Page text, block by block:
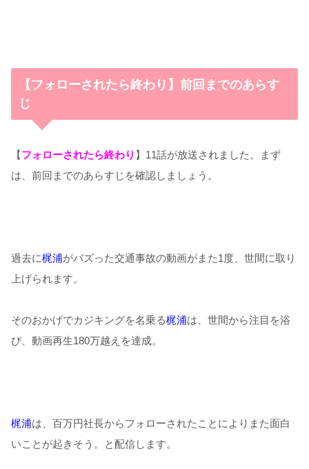
【フォローされたら終わり】前回までのあらす
じ
【フォローされたら終わり 】11話が放送されました。まず
は、前回までのあらすじを確認しましょう。
過去に梶浦がバズった交通事故の動画がまた1 度、世間に取り
上げられます。
そのおかげでカジキングを名乗る梶浦は、世間から注目を浴
び、動画再生180万越えを達成。
梶浦は、百万円社長からフォローされたことによりまた面白
いことが起きそう。と配信します。